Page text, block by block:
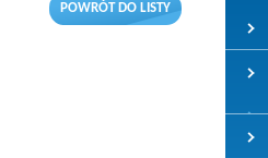
POWRÓT DO LISTY